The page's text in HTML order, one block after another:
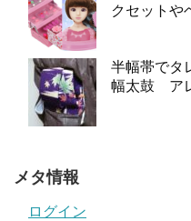
クセットや
半幅帯でタ
幅太鼓 ア
メタ情報
ログイン